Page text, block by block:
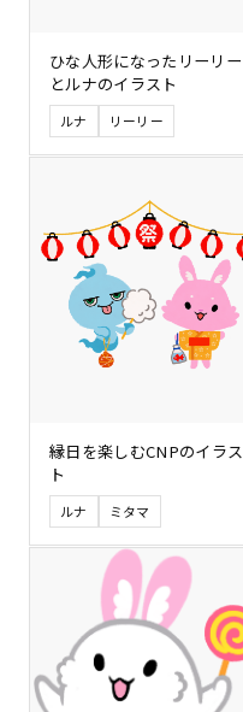
ひな人形になったリーリー
とルナのイラスト
ルナ リーリー
縁日を楽しむCNPのイラス
ト
ルナ ミタマ